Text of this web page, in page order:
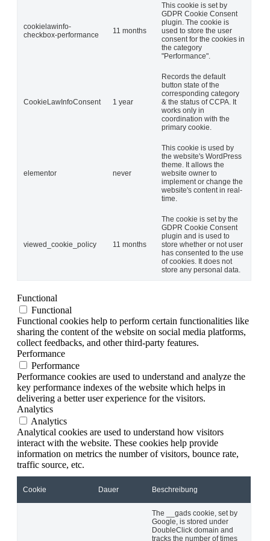
cookielawinfo-
checkbox-performance
11 months
This cookie is set by
GDPR Cookie Consent
plugin. The cookie is
used to store the user
consent for the cookies in
the category
"Performance".
CookieLawInfoConsent 1 year
Records the default
button state of the
corresponding category
& the status of CCPA. It
works only in
coordination with the
primary cookie.
elementor never
This cookie is used by
the website's WordPress
theme. It allows the
website owner to
implement or change the
website's content in real-
time.
viewed_cookie_policy 11 months
The cookie is set by the
GDPR Cookie Consent
plugin and is used to
store whether or not user
has consented to the use
of cookies. It does not
store any personal data.
Functional
Functional
Functional cookies help to perform certain functionalities like
sharing the content of the website on social media platforms,
collect feedbacks, and other third-party features.
Performance
Performance
Performance cookies are used to understand and analyze the
key performance indexes of the website which helps in
delivering a better user experience for the visitors.
Analytics
Analytics
Analytical cookies are used to understand how visitors
interact with the website. These cookies help provide
information on metrics the number of visitors, bounce rate,
traffic source, etc.
Cookie Dauer Beschreibung
The __gads cookie, set by
Google, is stored under
DoubleClick domain and
tracks the number of times